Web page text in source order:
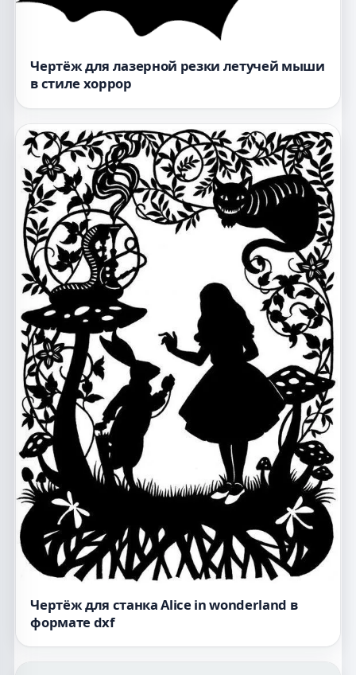
Чертёж для лазерной резки летучей мыши
в стиле хоррор
Чертёж для станка Alice in wonderland в
формате dxf